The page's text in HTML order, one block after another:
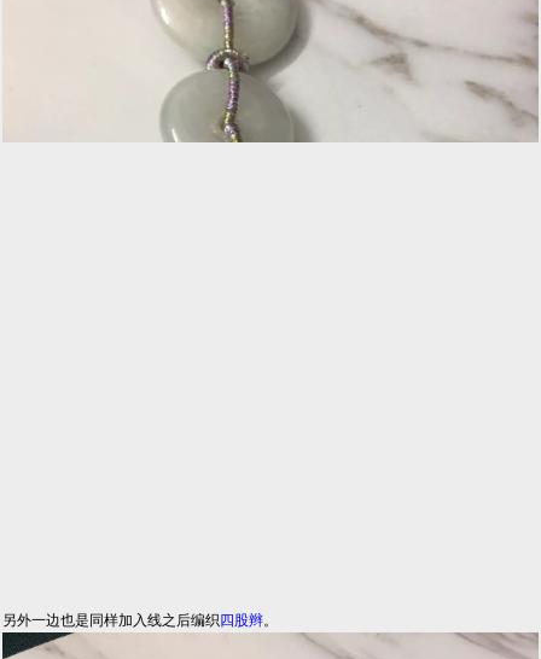
另外一边也是同样加入线之后编织四股辫。